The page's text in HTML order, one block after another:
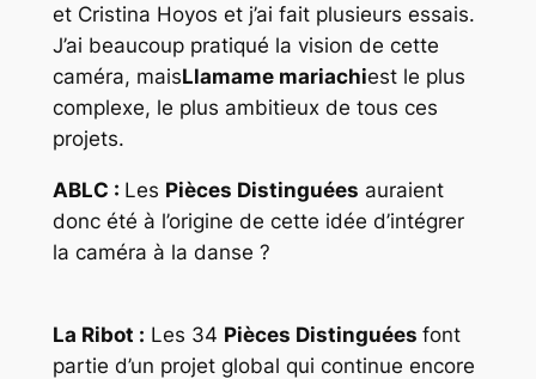
et Cristina Hoyos et j’ai fait plusieurs essais.
J’ai beaucoup pratiqué la vision de cette
caméra, maisLlamame mariachiest le plus
complexe, le plus ambitieux de tous ces
projets.
ABLC : Les Pièces Distinguées auraient
donc été à l’origine de cette idée d’intégrer
la caméra à la danse ?
La Ribot : Les 34 Pièces Distinguées font
partie d’un projet global qui continue encore